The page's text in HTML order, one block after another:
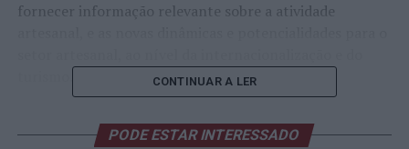
fornecer informação relevante sobre a atividade
pelo Mundo Maravilhoso do Figurado de Barcelos”,
CONTINUAR A LER
PODE ESTAR INTERESSADO